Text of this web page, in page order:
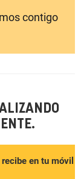
contigo
en tu móvil